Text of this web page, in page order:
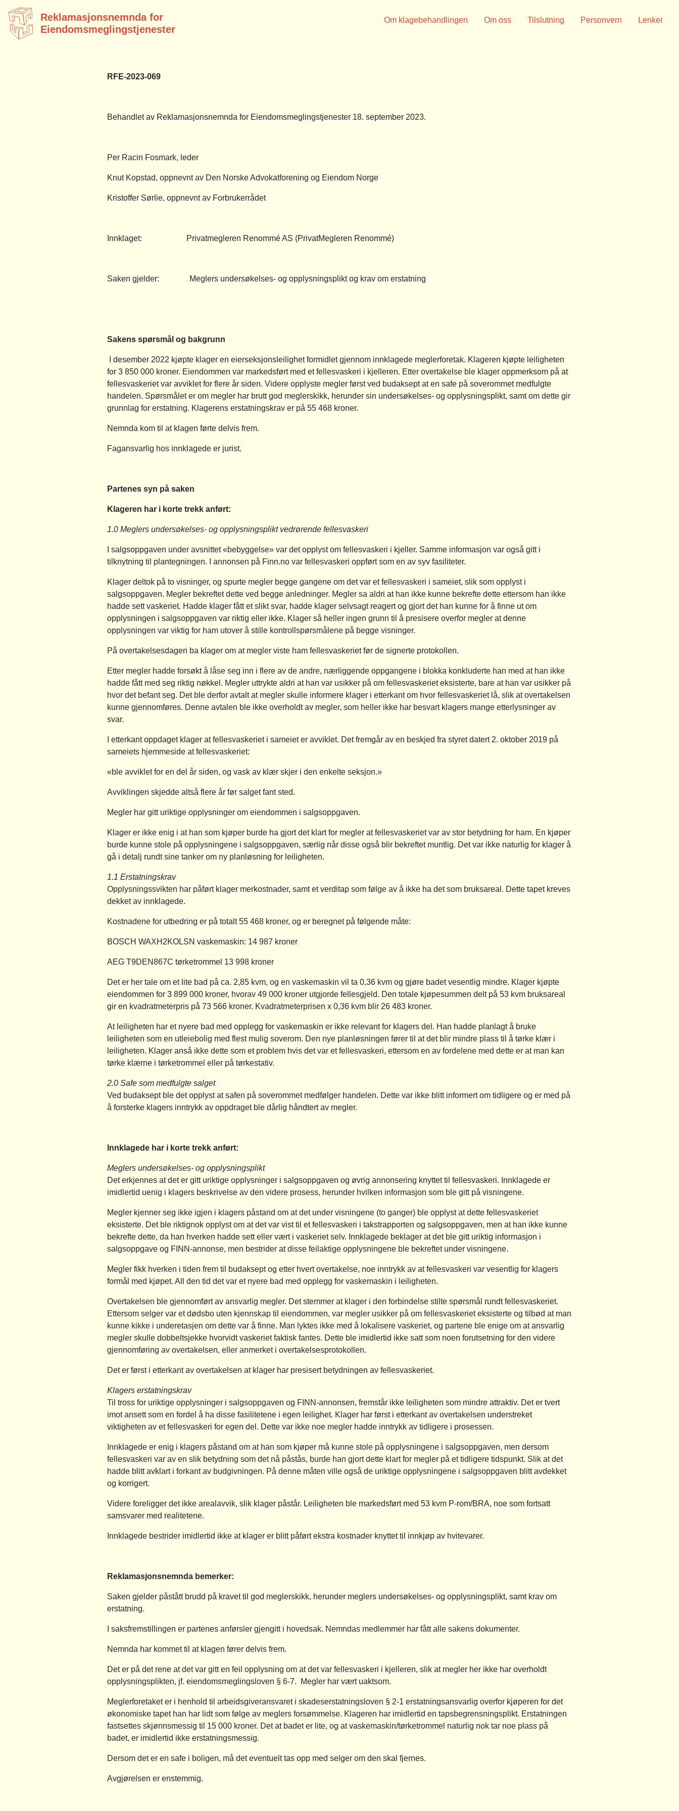
Reklamasjonsnemnda for
Eiendomsmeglingstjenester
Om klagebehandlingen Om oss Tilslutning Personvern Lenker
RFE-2023-069
Behandlet av Reklamasjonsnemnda for Eiendomsmeglingstjenester 18. september 2023.
Per Racin Fosmark, leder
Knut Kopstad, oppnevnt av Den Norske Advokatforening og Eiendom Norge
Kristoffer Sørlie, oppnevnt av Forbrukerrådet
Innklaget: Privatmegleren Renommé AS (PrivatMegleren Renommé)
Saken gjelder: Meglers undersøkelses- og opplysningsplikt og krav om erstatning
Sakens spørsmål og bakgrunn
I desember 2022 kjøpte klager en eierseksjonsleilighet formidlet gjennom innklagede meglerforetak. Klageren kjøpte leiligheten
for 3 850 000 kroner. Eiendommen var markedsført med et fellesvaskeri i kjelleren. Etter overtakelse ble klager oppmerksom på at
fellesvaskeriet var avviklet for flere år siden. Videre opplyste megler først ved budaksept at en safe på soverommet medfulgte
handelen. Spørsmålet er om megler har brutt god meglerskikk, herunder sin undersøkelses- og opplysningsplikt, samt om dette gir
grunnlag for erstatning. Klagerens erstatningskrav er på 55 468 kroner.
Nemnda kom til at klagen førte delvis frem.
Fagansvarlig hos innklagede er jurist.
Partenes syn på saken
Klageren har i korte trekk anført:
1.0 Meglers undersøkelses- og opplysningsplikt vedrørende fellesvaskeri
I salgsoppgaven under avsnittet «bebyggelse» var det opplyst om fellesvaskeri i kjeller. Samme informasjon var også gitt i
tilknytning til plantegningen. I annonsen på Finn.no var fellesvaskeri oppført som en av syv fasiliteter.
Klager deltok på to visninger, og spurte megler begge gangene om det var et fellesvaskeri i sameiet, slik som opplyst i
salgsoppgaven. Megler bekreftet dette ved begge anledninger. Megler sa aldri at han ikke kunne bekrefte dette ettersom han ikke
hadde sett vaskeriet. Hadde klager fått et slikt svar, hadde klager selvsagt reagert og gjort det han kunne for å finne ut om
opplysningen i salgsoppgaven var riktig eller ikke. Klager så heller ingen grunn til å presisere overfor megler at denne
opplysningen var viktig for ham utover å stille kontrollspørsmålene på begge visninger.
På overtakelsesdagen ba klager om at megler viste ham fellesvaskeriet før de signerte protokollen.
Etter megler hadde forsøkt å låse seg inn i flere av de andre, nærliggende oppgangene i blokka konkluderte han med at han ikke
hadde fått med seg riktig nøkkel. Megler uttrykte aldri at han var usikker på om fellesvaskeriet eksisterte, bare at han var usikker på
hvor det befant seg. Det ble derfor avtalt at megler skulle informere klager i etterkant om hvor fellesvaskeriet lå, slik at overtakelsen
kunne gjennomføres. Denne avtalen ble ikke overholdt av megler, som heller ikke har besvart klagers mange etterlysninger av
svar.
I etterkant oppdaget klager at fellesvaskeriet i sameiet er avviklet. Det fremgår av en beskjed fra styret datert 2. oktober 2019 på
sameiets hjemmeside at fellesvaskeriet:
«ble avviklet for en del år siden, og vask av klær skjer i den enkelte seksjon.»
Avviklingen skjedde altså flere år før salget fant sted.
Megler har gitt uriktige opplysninger om eiendommen i salgsoppgaven.
Klager er ikke enig i at han som kjøper burde ha gjort det klart for megler at fellesvaskeriet var av stor betydning for ham. En kjøper
burde kunne stole på opplysningene i salgsoppgaven, særlig når disse også blir bekreftet muntlig. Det var ikke naturlig for klager å
gå i detalj rundt sine tanker om ny planløsning for leiligheten.
1.1 Erstatningskrav
Opplysningssvikten har påført klager merkostnader, samt et verditap som følge av å ikke ha det som bruksareal. Dette tapet kreves
dekket av innklagede.
Kostnadene for utbedring er på totalt 55 468 kroner, og er beregnet på følgende måte:
BOSCH WAXH2KOLSN vaskemaskin: 14 987 kroner
AEG T9DEN867C tørketrommel 13 998 kroner
Det er her tale om et lite bad på ca. 2,85 kvm, og en vaskemaskin vil ta 0,36 kvm og gjøre badet vesentlig mindre. Klager kjøpte
eiendommen for 3 899 000 kroner, hvorav 49 000 kroner utgjorde fellesgjeld. Den totale kjøpesummen delt på 53 kvm bruksareal
gir en kvadratmeterpris på 73 566 kroner. Kvadratmeterprisen x 0,36 kvm blir 26 483 kroner.
At leiligheten har et nyere bad med opplegg for vaskemaskin er ikke relevant for klagers del. Han hadde planlagt å bruke
leiligheten som en utleiebolig med flest mulig soverom. Den nye planløsningen fører til at det blir mindre plass til å tørke klær i
leiligheten. Klager anså ikke dette som et problem hvis det var et fellesvaskeri, ettersom en av fordelene med dette er at man kan
tørke klærne i tørketrommel eller på tørkestativ.
2.0 Safe som medfulgte salget
Ved budaksept ble det opplyst at safen på soverommet medfølger handelen. Dette var ikke blitt informert om tidligere og er med på
å forsterke klagers inntrykk av oppdraget ble dårlig håndtert av megler.
Innklagede har i korte trekk anført:
Meglers undersøkelses- og opplysningsplikt
Det erkjennes at det er gitt uriktige opplysninger i salgsoppgaven og øvrig annonsering knyttet til fellesvaskeri. Innklagede er
imidlertid uenig i klagers beskrivelse av den videre prosess, herunder hvilken informasjon som ble gitt på visningene.
Megler kjenner seg ikke igjen i klagers påstand om at det under visningene (to ganger) ble opplyst at dette fellesvaskeriet
eksisterte. Det ble riktignok opplyst om at det var vist til et fellesvaskeri i takstrapporten og salgsoppgaven, men at han ikke kunne
bekrefte dette, da han hverken hadde sett eller vært i vaskeriet selv. Innklagede beklager at det ble gitt uriktig informasjon i
salgsoppgave og FINN-annonse, men bestrider at disse feilaktige opplysningene ble bekreftet under visningene.
Megler fikk hverken i tiden frem til budaksept og etter hvert overtakelse, noe inntrykk av at fellesvaskeri var vesentlig for klagers
formål med kjøpet. All den tid det var et nyere bad med opplegg for vaskemaskin i leiligheten.
Overtakelsen ble gjennomført av ansvarlig megler. Det stemmer at klager i den forbindelse stilte spørsmål rundt fellesvaskeriet.
Ettersom selger var et dødsbo uten kjennskap til eiendommen, var megler usikker på om fellesvaskeriet eksisterte og tilbød at man
kunne kikke i underetasjen om dette var å finne. Man lyktes ikke med å lokalisere vaskeriet, og partene ble enige om at ansvarlig
megler skulle dobbeltsjekke hvorvidt vaskeriet faktisk fantes. Dette ble imidlertid ikke satt som noen forutsetning for den videre
gjennomføring av overtakelsen, eller anmerket i overtakelsesprotokollen.
Det er først i etterkant av overtakelsen at klager har presisert betydningen av fellesvaskeriet.
Klagers erstatningskrav
Til tross for uriktige opplysninger i salgsoppgaven og FINN-annonsen, fremstår ikke leiligheten som mindre attraktiv. Det er tvert
imot ansett som en fordel å ha disse fasilitetene i egen leilighet. Klager har først i etterkant av overtakelsen understreket
viktigheten av et fellesvaskeri for egen del. Dette var ikke noe megler hadde inntrykk av tidligere i prosessen.
Innklagede er enig i klagers påstand om at han som kjøper må kunne stole på opplysningene i salgsoppgaven, men dersom
fellesvaskeri var av en slik betydning som det nå påstås, burde han gjort dette klart for megler på et tidligere tidspunkt. Slik at det
hadde blitt avklart i forkant av budgivningen. På denne måten ville også de uriktige opplysningene i salgsoppgaven blitt avdekket
og korrigert.
Videre foreligger det ikke arealavvik, slik klager påstår. Leiligheten ble markedsført med 53 kvm P-rom/BRA, noe som fortsatt
samsvarer med realitetene.
Innklagede bestrider imidlertid ikke at klager er blitt påført ekstra kostnader knyttet til innkjøp av hvitevarer.
Reklamasjonsnemnda bemerker:
Saken gjelder påstått brudd på kravet til god meglerskikk, herunder meglers undersøkelses- og opplysningsplikt, samt krav om
erstatning.
I saksfremstillingen er partenes anførsler gjengitt i hovedsak. Nemndas medlemmer har fått alle sakens dokumenter.
Nemnda har kommet til at klagen fører delvis frem.
Det er på det rene at det var gitt en feil opplysning om at det var fellesvaskeri i kjelleren, slik at megler her ikke har overholdt
opplysningsplikten, jf. eiendomsmeglingsloven § 6-7. Megler har vært uaktsom.
Meglerforetaket er i henhold til arbeidsgiveransvaret i skadeserstatningsloven § 2-1 erstatningsansvarlig overfor kjøperen for det
økonomiske tapet han har lidt som følge av meglers forsømmelse. Klageren har imidlertid en tapsbegrensningsplikt. Erstatningen
fastsettes skjønnsmessig til 15 000 kroner. Det at badet er lite, og at vaskemaskin/tørketrommel naturlig nok tar noe plass på
badet, er imidlertid ikke erstatningsmessig.
Dersom det er en safe i boligen, må det eventuelt tas opp med selger om den skal fjernes.
Avgjørelsen er enstemmig.